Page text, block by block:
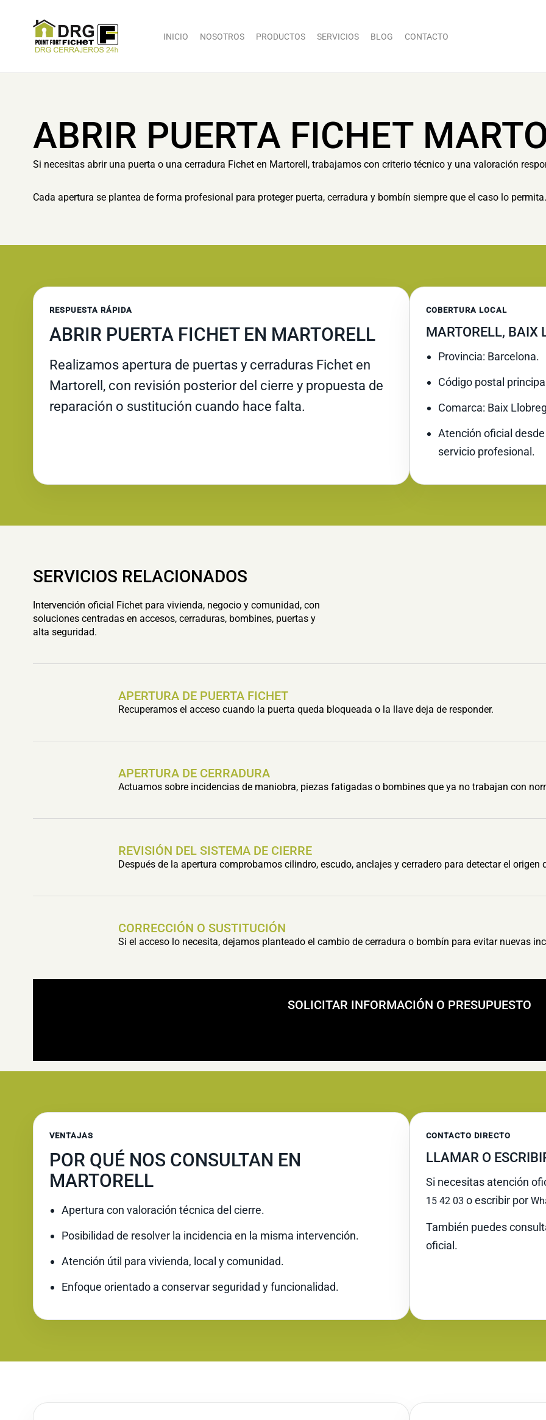
INICIO NOSOTROS PRODUCTOS SERVICIOS BLOG CONTACTO
ABRIR PUERTA FICHET
Si necesitas abrir una puerta o una cerradura Fichet en Martorell, trabajamos con criterio técnico y una valoración
Cada apertura se plantea de forma profesional para proteger puerta, cerradura y bombín siempre que el caso lo permita.
RESPUESTA RÁPIDA
ABRIR PUERTA FICHET EN MARTORELL
Realizamos apertura de puertas y cerraduras Fichet en
Martorell, con revisión posterior del cierre y propuesta de
reparación o sustitución cuando hace falta.
COBERTURA LOCAL
MARTORELL, BAIX
Provincia: Barcelona.
Código postal
Comarca: Baix
Atención oficial
servicio profesional.
SERVICIOS RELACIONADOS
Intervención oficial Fichet para vivienda, negocio y comunidad, con
soluciones centradas en accesos, cerraduras, bombines, puertas y
alta seguridad.
APERTURA DE PUERTA FICHET
Recuperamos el acceso cuando la puerta queda bloqueada o la llave deja de responder.
APERTURA DE CERRADURA
Actuamos sobre incidencias de maniobra, piezas fatigadas o bombines que ya no trabajan con
REVISIÓN DEL SISTEMA DE CIERRE
Después de la apertura comprobamos cilindro, escudo, anclajes y cerradero para detectar el origen
CORRECCIÓN O SUSTITUCIÓN
Si el acceso lo necesita, dejamos planteado el cambio de cerradura o bombín para evitar nuevas
SOLICITAR INFORMACIÓN O PRESUPUESTO
VENTAJAS
POR QUÉ NOS CONSULTAN EN
MARTORELL
Apertura con valoración técnica del cierre.
Posibilidad de resolver la incidencia en la misma intervención.
Atención útil para vivienda, local y comunidad.
Enfoque orientado a conservar seguridad y funcionalidad.
CONTACTO DIRECTO
LLAMAR O
Si necesitas atención
15 42 03 o escribir por
También puedes
oficial.